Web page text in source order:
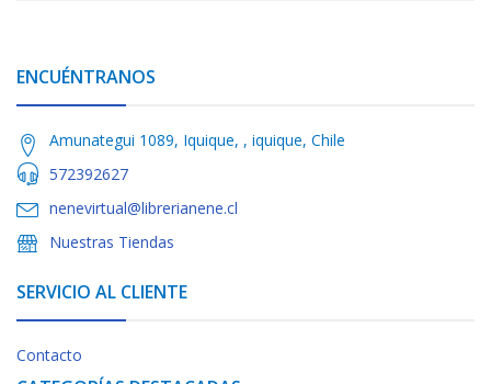
ENCUÉNTRANOS
Amunategui 1089, Iquique, , iquique, Chile
572392627
nenevirtual@librerianene.cl
Nuestras Tiendas
SERVICIO AL CLIENTE
Contacto